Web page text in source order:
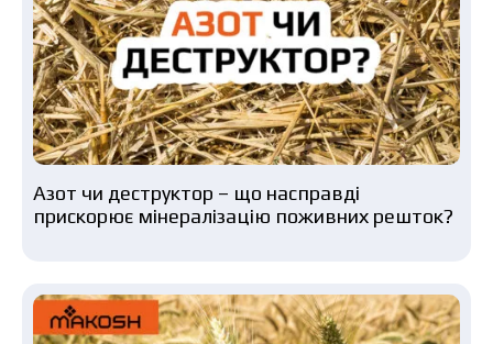
Азот чи деструктор – що насправді
прискорює мінералізацію поживних решток?